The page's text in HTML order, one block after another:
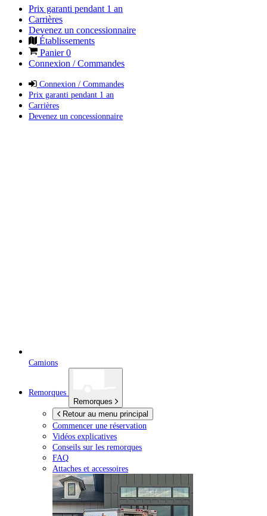
Prix garanti pendant 1 an
Carrières
Devenez un concessionnaire
Établissements
Panier0
Connexion / Commandes
Connexion / Commandes
Prix garanti pendant 1 an
Carrières
Devenez un concessionnaire
Camions
Remorques
Remorques
Retour au menu principal
Commencer une réservation
Vidéos explicatives
Conseils sur les remorques
FAQ
Attaches et accessoires